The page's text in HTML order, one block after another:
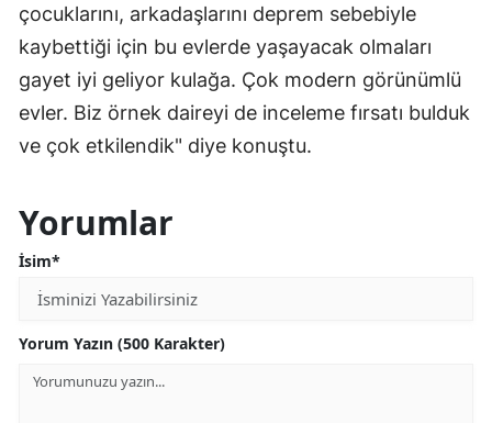
çocuklarını, arkadaşlarını deprem sebebiyle
kaybettiği için bu evlerde yaşayacak olmaları
gayet iyi geliyor kulağa. Çok modern görünümlü
evler. Biz örnek daireyi de inceleme fırsatı bulduk
ve çok etkilendik" diye konuştu.
Yorumlar
İsim*
Yorum Yazın (500 Karakter)